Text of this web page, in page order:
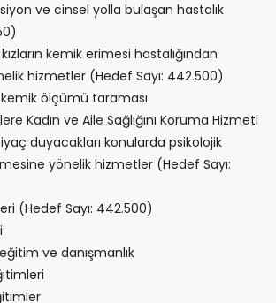
ve cinsel yolla bulaşan hastalık
kemik erimesi hastalığından
hizmetler (Hedef Sayı: 442.500)
ölçümü taraması
Kadın ve Aile Sağlığını Koruma Hizmeti
duyacakları konularda psikolojik
yönelik hizmetler (Hedef Sayı:
(Hedef Sayı: 442.500)
ve danışmanlık